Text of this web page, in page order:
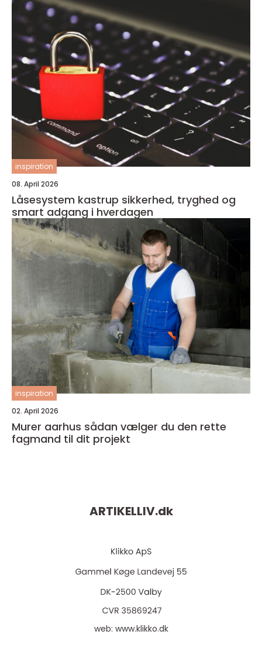
inspiration
08. April 2026
Låsesystem kastrup sikkerhed, tryghed og
smart adgang i hverdagen
inspiration
02. April 2026
Murer aarhus sådan vælger du den rette
fagmand til dit projekt
ARTIKELLIV.dk
web: www.klikko.dk